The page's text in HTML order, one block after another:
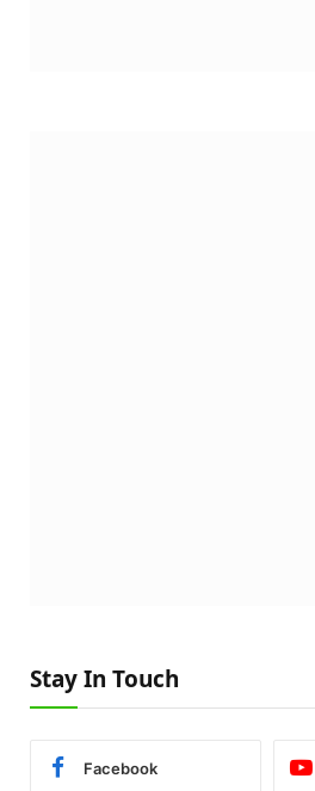
Stay In Touch
Facebook